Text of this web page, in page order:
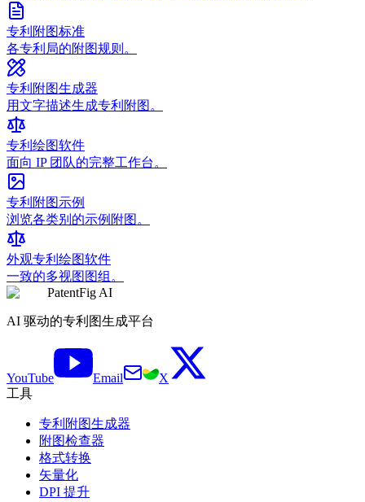
专利附图标准
各专利局的附图规则。
专利附图生成器
用文字描述生成专利附图。
专利绘图软件
面向 IP 团队的完整工作台。
专利附图示例
浏览各类别的示例附图。
外观专利绘图软件
一致的多视图图组。
PatentFig AI
AI 驱动的专利图生成平台
YouTube Email
X
工具
专利附图生成器
附图检查器
格式转换
矢量化
DPI 提升